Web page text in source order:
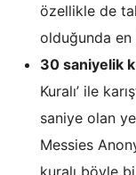
özellikle de
olduğunda en
30 saniyelik
Kuralı’ ile
saniye olan
Messies